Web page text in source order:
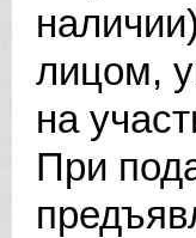
лицом,
на
При